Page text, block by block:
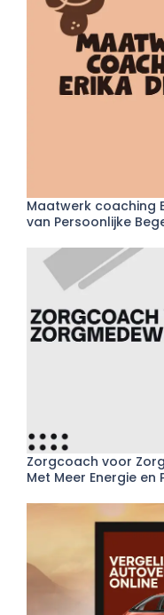
Maatwerk coaching
van Persoonlijke
Zorgcoach voor
Met Meer Energie en